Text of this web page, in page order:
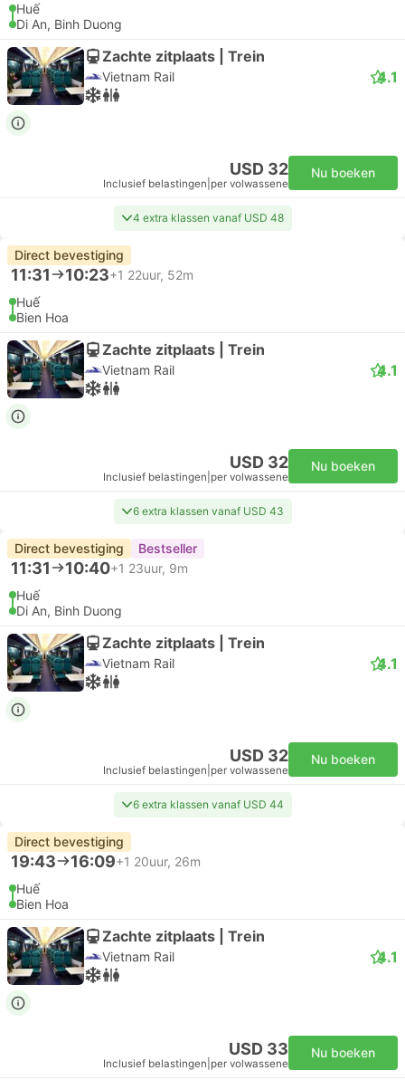
Huế
Di An, Binh Duong
Zachte zitplaats | Trein
Vietnam Rail 4.1
USD 32
Inclusief belastingen per volwassene
Nu boeken
4 extra klassen vanaf USD 48
Direct bevestiging
11:31 10:23+1 22uur, 52m
Huế
Bien Hoa
Zachte zitplaats | Trein
Vietnam Rail 4.1
USD 32
Inclusief belastingen per volwassene
Nu boeken
6 extra klassen vanaf USD 43
Direct bevestiging Bestseller
11:31 10:40+1 23uur, 9m
Huế
Di An, Binh Duong
Zachte zitplaats | Trein
Vietnam Rail 4.1
USD 32
Inclusief belastingen per volwassene
Nu boeken
6 extra klassen vanaf USD 44
Direct bevestiging
19:43 16:09+1 20uur, 26m
Huế
Bien Hoa
Zachte zitplaats | Trein
Vietnam Rail 4.1
USD 33
Inclusief belastingen per volwassene
Nu boeken